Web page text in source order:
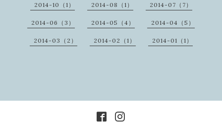
2014-10（1） 2014-08（1） 2014-07（7）
2014-06（3） 2014-05（4） 2014-04（5）
2014-03（2） 2014-02（1） 2014-01（1）